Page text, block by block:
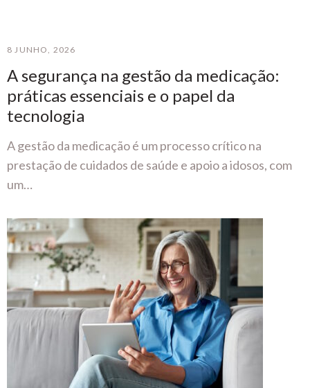
A segurança na gestão da medicação:
práticas essenciais e o papel da
tecnologia
8 JUNHO, 2026
A gestão da medicação é um processo crítico na
prestação de cuidados de saúde e apoio a idosos, com
um…